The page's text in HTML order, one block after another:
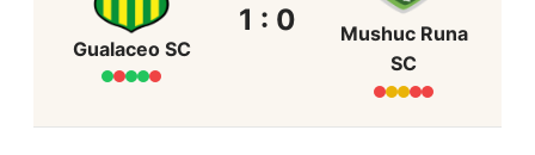
Gualaceo SC
1 : 0
Mushuc Runa
SC